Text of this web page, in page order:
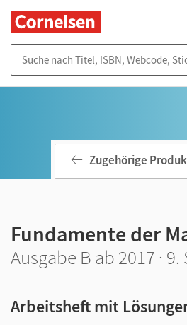
Zugehörige
Fundamente der
Ausgabe B ab 2017 ·
Arbeitsheft mit